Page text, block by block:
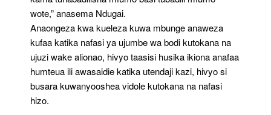
wote,” anasema Ndugai.
Anaongeza kwa kueleza kuwa mbunge anaweza
kufaa katika nafasi ya ujumbe wa bodi kutokana na
ujuzi wake alionao, hivyo taasisi husika ikiona anafaa
humteua ili awasaidie katika utendaji kazi, hivyo si
busara kuwanyooshea vidole kutokana na nafasi
hizo.